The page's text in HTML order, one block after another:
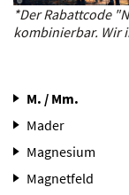
*Der Rabattcode
kombinierbar. Wir
M. / Mm.
Mader
Magnesium
Magnetfeld